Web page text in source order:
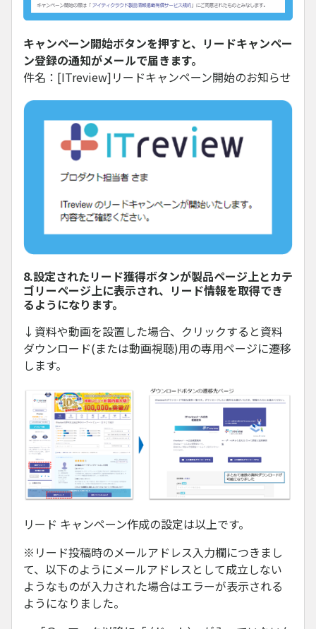
キャンペーン開始ボタンを押すと、リードキャンペー
ン登録の通知がメールで届きます。
件名：[ITreview]リードキャンペーン開始のお知らせ
8.設定されたリード獲得ボタンが製品ページ上とカテ
ゴリーページ上に表示され、リード情報を取得でき
るようになります。
↓資料や動画を設置した場合、クリックすると資料
ダウンロード(または動画視聴)用の専用ページに遷移
します。
リード キャンペーン作成の設定は以上です。
※リード投稿時のメールアドレス入力欄につきまし
て、以下のようにメールアドレスとして成立しない
ようなものが入力された場合はエラーが表示される
ようになりました。